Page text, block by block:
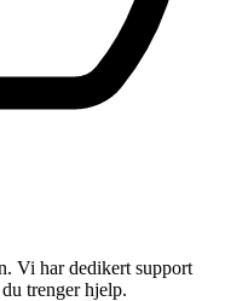
Vi har dedikert support
trenger hjelp.